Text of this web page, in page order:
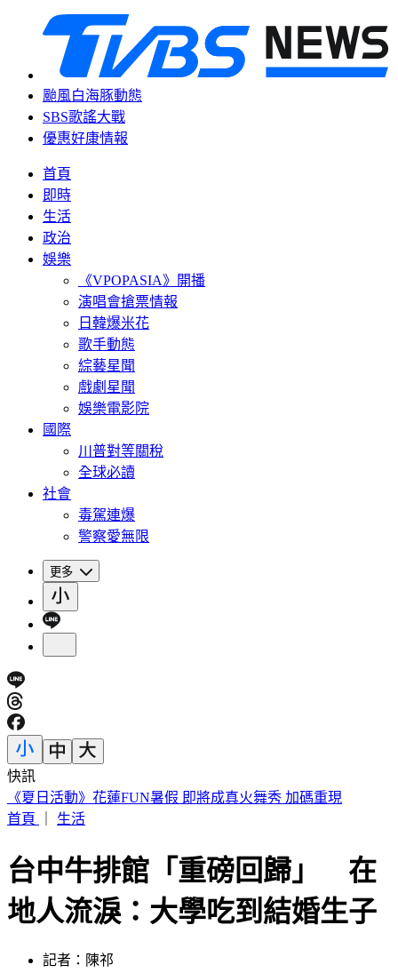
颱風白海豚動態
SBS歌謠大戰
優惠好康情報
首頁
即時
生活
政治
娛樂
《VPOPASIA》開播
演唱會搶票情報
日韓爆米花
歌手動態
綜藝星聞
戲劇星聞
娛樂電影院
國際
川普對等關稅
全球必讀
社會
毒駕連爆
警察愛無限
更多
快訊
淡水驚見龍捲風！氣象署揭成因證實：的確觀測到鉤狀母雲
首頁
生活
台中牛排館「重磅回歸」 在
地人流淚：大學吃到結婚生子
記者：陳祁